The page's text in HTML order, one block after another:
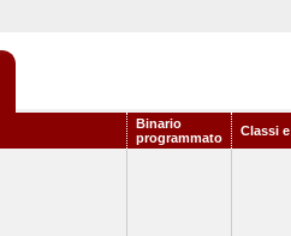
Binario
programmato
Classi